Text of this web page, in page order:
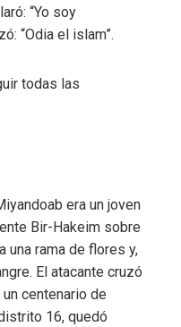
“Yo soy
“Odia el islam”.
todas las
era un joven
Bir-Hakeim sobre
una rama de flores y,
El atacante cruzó
centenario de
16, quedó